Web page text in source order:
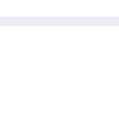
мочалки,
парения